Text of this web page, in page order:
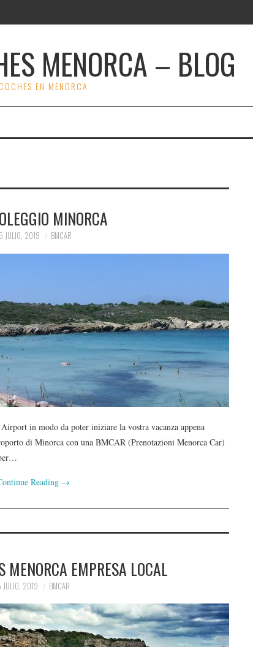
MENORCA – BLOG
EN MENORCA
MINORCA
JULIO, 2019 BMCAR
in modo da poter iniziare la vostra vacanza appena
di Minorca con una BMCAR (Prenotazioni Menorca Car)
Reading →
MENORCA EMPRESA LOCAL
JULIO, 2019 BMCAR